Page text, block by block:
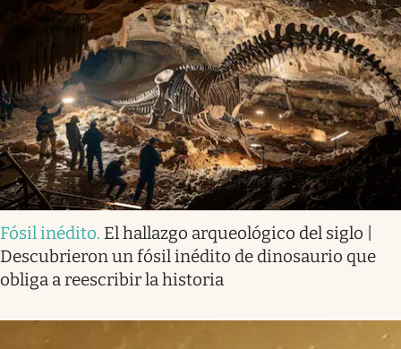
Fósil inédito. El hallazgo arqueológico del siglo |
Descubrieron un fósil inédito de dinosaurio que
obliga a reescribir la historia